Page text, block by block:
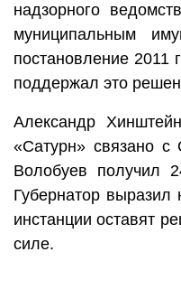
надзорного
муниципальным
постановление 2011
поддержал это
Александр
«Сатурн» связано
Волобуев получил
Губернатор
инстанции оставят
силе.